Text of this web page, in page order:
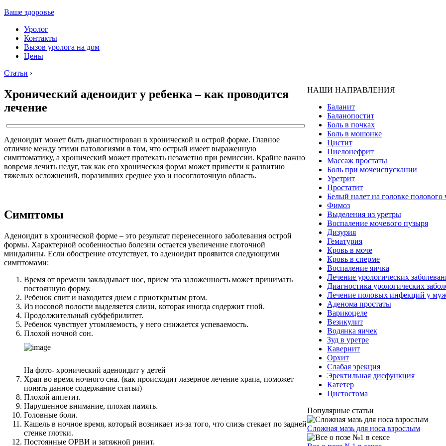
Ваше здоровье
Уролог
Контакты
Вызов уролога на дом
Цены
Статьи ›
Хронический аденоидит у ребенка – как проводится
лечение
Аденоидит может быть диагностирован в хронической и острой форме. Главное
отличие между этими патологиями в том, что острый имеет выраженную
симптоматику, а хронический может протекать незаметно при ремиссии. Крайне важно
вовремя лечить недуг, так как его хроническая форма может привести к развитию
тяжелых осложнений, поразивших среднее ухо и носоглоточную область.
Симптомы
Аденоидит в хронической форме – это результат перенесенного заболевания острой
формы. Характерной особенностью болезни остается увеличение глоточной
миндалины. Если обострение отсутствует, то аденоидит проявится следующими
симптомами:
Время от времени закладывает нос, прием эта заложенность может принимать
постоянную форму.
Ребенок спит и находится днем с приоткрытым ртом.
Из носовой полости выделяется слизи, которая иногда содержит гной.
Продолжительный субфебрилитет.
Ребенок чувствует утомляемость, у него снижается успеваемость.
Плохой ночной сон.
На фото- хронический аденоидит у детей
Храп во время ночного сна. (как происходит лазерное лечение храпа, поможет
понять данное содержание статьи)
Плохой аппетит.
Нарушенное внимание, плохая память.
Головные боли.
Кашель в ночное время, который возникает из-за того, что слизь стекает по задней
стенке глотки.
Постоянные ОРВИ и затяжной ринит.
НАШИ НАПРАВЛЕНИЯ
Баланит
Баланопостит
Боль в почках
Боль в мошонке
Цистит
Пиелонефрит
Массаж простаты
Боль при мочеиспускании
Уретрит
Простатит
Белый налет на головке полового
Фимоз
Выделения из уретры
Воспаление мочевого пузыря
Дизурия
Гематурия
Кровь в моче
Кровь в сперме
Воспаление яичка
Лечение урологических
Диагностика урологических
Лечение половых инфекций у
Аденома простаты
Варикоцеле
Везикулит
Водянка яичек
Зуд в уретре
Кавернит
Орхит
Слабая эрекция
Эректильная дисфункция
Катетер
Цистостома
Популярные статьи
Сложная мазь для носа взрослым